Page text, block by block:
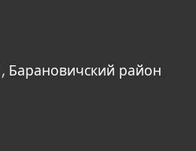
Барановичский район